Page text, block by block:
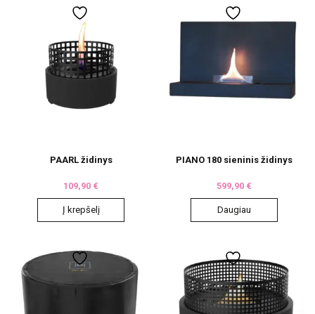
PAARL židinys
109,90 €
Į krepšelį
PIANO 180 sieninis židinys
599,90 €
Daugiau